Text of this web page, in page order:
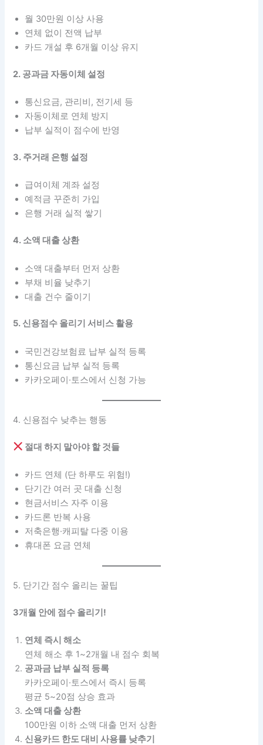
월 30만원 이상 사용
연체 없이 전액 납부
카드 개설 후 6개월 이상 유지
2. 공과금 자동이체 설정
통신요금, 관리비, 전기세 등
자동이체로 연체 방지
납부 실적이 점수에 반영
3. 주거래 은행 설정
급여이체 계좌 설정
예적금 꾸준히 가입
은행 거래 실적 쌓기
4. 소액 대출 상환
소액 대출부터 먼저 상환
부채 비율 낮추기
대출 건수 줄이기
5. 신용점수 올리기 서비스 활용
국민건강보험료 납부 실적 등록
통신요금 납부 실적 등록
카카오페이·토스에서 신청 가능
4. 신용점수 낮추는 행동
절대 하지 말아야 할 것들
카드 연체 (단 하루도 위험!)
단기간 여러 곳 대출 신청
현금서비스 자주 이용
카드론 반복 사용
저축은행·캐피탈 다중 이용
휴대폰 요금 연체
5. 단기간 점수 올리는 꿀팁
3개월 안에 점수 올리기!
연체 즉시 해소
연체 해소 후 1~2개월 내 점수 회복
공과금 납부 실적 등록
카카오페이·토스에서 즉시 등록
평균 5~20점 상승 효과
소액 대출 상환
100만원 이하 소액 대출 먼저 상환
신용카드 한도 대비 사용률 낮추기